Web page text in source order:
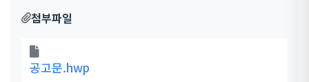
첨부파일
공고문.hwp